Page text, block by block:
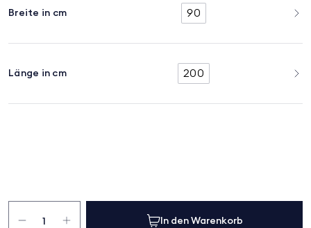
Breite in cm 90
Länge in cm 200
Vita
Menge
In den Warenkorb